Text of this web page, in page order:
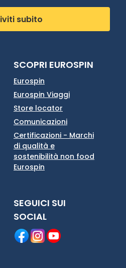
subito
SCOPRI EUROSPIN
Eurospin
Eurospin Viaggi
Store locator
Comunicazioni
Certificazioni - Marchi
di qualità e
sostenibilità non food
Eurospin
SEGUICI SUI
SOCIAL